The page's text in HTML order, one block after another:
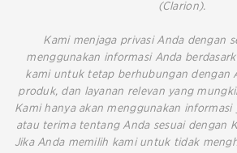
(Clarion).
Kami menjaga privasi Anda dengan
menggunakan informasi Anda
kami untuk tetap berhubungan dengan
produk, dan layanan relevan yang
Kami hanya akan menggunakan
atau terima tentang Anda sesuai dengan
Jika Anda memilih kami untuk tidak